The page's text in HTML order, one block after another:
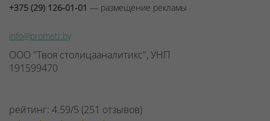
+375 (29) 126-01-01 — размещение рекламы
info@prometr.by
ООО "Твоя столицааналитикс", УНП
191599470
рейтинг: 4.59/5 (251 отзывов)